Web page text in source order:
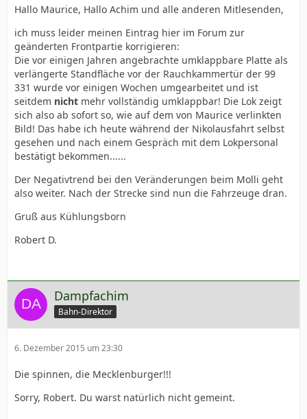
Hallo Maurice, Hallo Achim und alle anderen Mitlesenden,
ich muss leider meinen Eintrag hier im Forum zur
geänderten Frontpartie korrigieren:
Die vor einigen Jahren angebrachte umklappbare Platte als
verlängerte Standfläche vor der Rauchkammertür der 99
331 wurde vor einigen Wochen umgearbeitet und ist
seitdem nicht mehr vollständig umklappbar! Die Lok zeigt
sich also ab sofort so, wie auf dem von Maurice verlinkten
Bild! Das habe ich heute während der Nikolausfahrt selbst
gesehen und nach einem Gespräch mit dem Lokpersonal
bestätigt bekommen......
Der Negativtrend bei den Veränderungen beim Molli geht
also weiter. Nach der Strecke sind nun die Fahrzeuge dran.
Gruß aus Kühlungsborn
Robert D.
Dampfachim
Bahn-Direktor
6. Dezember 2015 um 23:30
Die spinnen, die Mecklenburger!!!
Sorry, Robert. Du warst natürlich nicht gemeint.